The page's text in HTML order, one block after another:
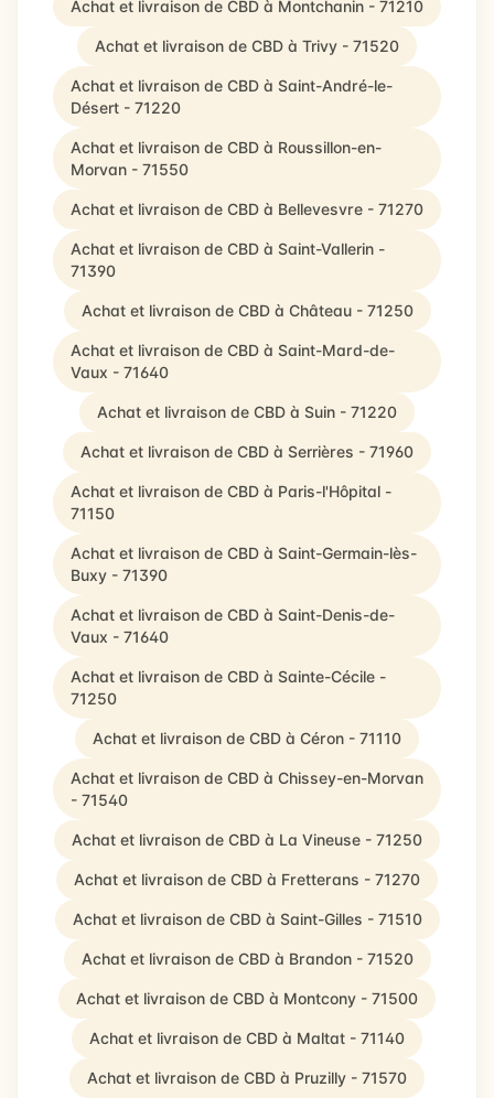
Achat et livraison de CBD à Montchanin - 71210
Achat et livraison de CBD à Trivy - 71520
Achat et livraison de CBD à Saint-André-le-
Désert - 71220
Achat et livraison de CBD à Roussillon-en-
Morvan - 71550
Achat et livraison de CBD à Bellevesvre - 71270
Achat et livraison de CBD à Saint-Vallerin -
71390
Achat et livraison de CBD à Château - 71250
Achat et livraison de CBD à Saint-Mard-de-
Vaux - 71640
Achat et livraison de CBD à Suin - 71220
Achat et livraison de CBD à Serrières - 71960
Achat et livraison de CBD à Paris-l'Hôpital -
71150
Achat et livraison de CBD à Saint-Germain-lès-
Buxy - 71390
Achat et livraison de CBD à Saint-Denis-de-
Vaux - 71640
Achat et livraison de CBD à Sainte-Cécile -
71250
Achat et livraison de CBD à Céron - 71110
Achat et livraison de CBD à Chissey-en-Morvan
- 71540
Achat et livraison de CBD à La Vineuse - 71250
Achat et livraison de CBD à Fretterans - 71270
Achat et livraison de CBD à Saint-Gilles - 71510
Achat et livraison de CBD à Brandon - 71520
Achat et livraison de CBD à Montcony - 71500
Achat et livraison de CBD à Maltat - 71140
Achat et livraison de CBD à Pruzilly - 71570